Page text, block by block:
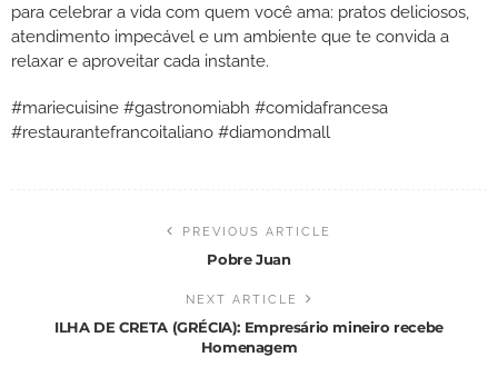
para celebrar a vida com quem você ama: pratos deliciosos,
atendimento impecável e um ambiente que te convida a
relaxar e aproveitar cada instante.
#mariecuisine #gastronomiabh #comidafrancesa
#restaurantefrancoitaliano #diamondmall
PREVIOUS ARTICLE
Pobre Juan
NEXT ARTICLE
ILHA DE CRETA (GRÉCIA): Empresário mineiro recebe
Homenagem